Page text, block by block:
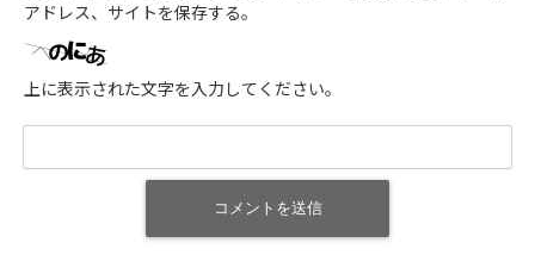
アドレス、サイトを保存する。
上に表示された文字を入力してください。